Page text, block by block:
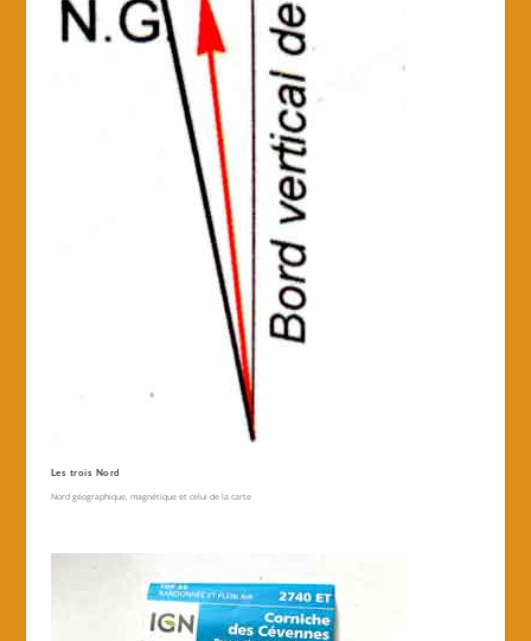
Les trois Nord
Nord géographique, magnétique et celui de la carte